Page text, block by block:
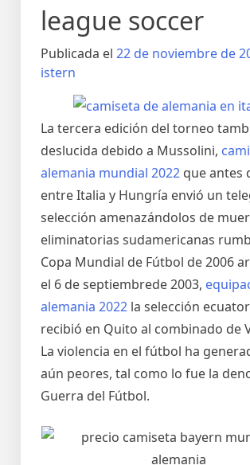
league soccer
Publicada el 22 de noviembre de
istern
La tercera edición del torneo
deslucida debido a Mussolini,
alemania mundial 2022 que antes
entre Italia y Hungría envió un
selección amenazándolos de
eliminatorias sudamericanas
Copa Mundial de Fútbol de 2006
el 6 de septiembrede 2003,
alemania 2022 la selección
recibió en Quito al combinado de
La violencia en el fútbol ha
aún peores, tal como lo fue la
Guerra del Fútbol.